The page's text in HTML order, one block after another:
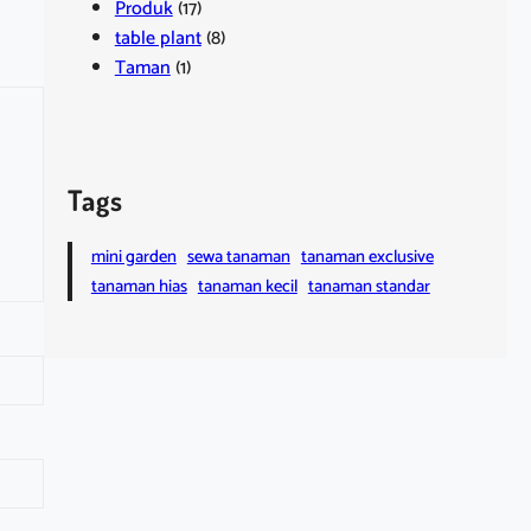
Produk(17)
table plant(8)
Taman(1)
Tags
mini garden sewa tanaman tanaman exclusive
tanaman hias tanaman kecil tanaman standar